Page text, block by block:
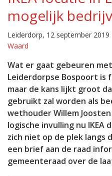
mogelijk
Leiderdorp, 12 september
Waard
Wat er gaat gebeuren
Leiderdorpse Bospoort is
maar de kans lijkt groot
gebruikt zal worden als
wethouder Willem
logische invulling nu
zich niet op de plek langs
een brief aan de raad
gemeenteraad over de